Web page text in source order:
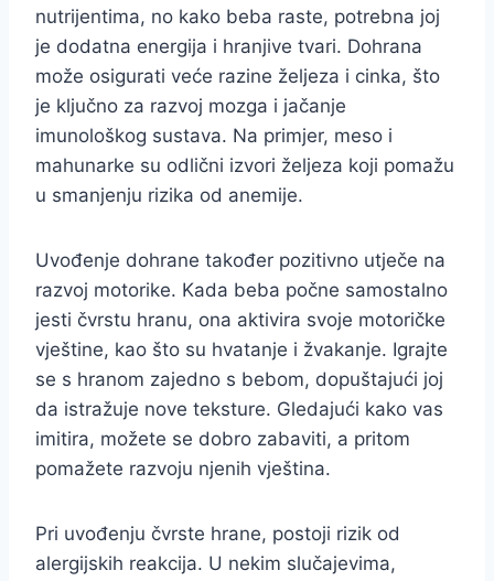
nutrijentima, no kako beba raste, potrebna joj
je dodatna energija i hranjive tvari. Dohrana
može osigurati veće razine željeza i cinka, što
je ključno za razvoj mozga i jačanje
imunološkog sustava. Na primjer, meso i
mahunarke su odlični izvori željeza koji pomažu
u smanjenju rizika od anemije.
Uvođenje dohrane također pozitivno utječe na
razvoj motorike. Kada beba počne samostalno
jesti čvrstu hranu, ona aktivira svoje motoričke
vještine, kao što su hvatanje i žvakanje. Igrajte
se s hranom zajedno s bebom, dopuštajući joj
da istražuje nove teksture. Gledajući kako vas
imitira, možete se dobro zabaviti, a pritom
pomažete razvoju njenih vještina.
Pri uvođenju čvrste hrane, postoji rizik od
alergijskih reakcija. U nekim slučajevima,